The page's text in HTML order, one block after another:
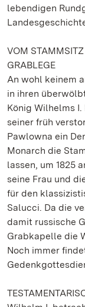
lebendigen
VOM STAMMSITZ
GRABLEGE
An wohl keinem
in ihren
König Wilhelms
seiner früh
Pawlowna ein
Monarch die
lassen, um 1825
seine Frau und
für den
Salucci. Da die
damit russische
Grabkapelle die
Noch immer